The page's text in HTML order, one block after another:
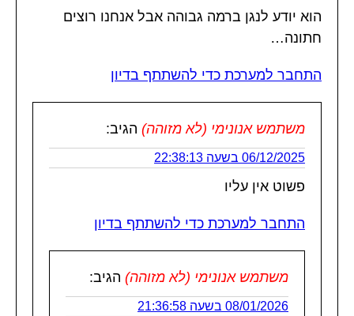
הוא יודע לנגן ברמה גבוהה אבל אנחנו רוצים
חתונה…
התחבר למערכת כדי להשתתף בדיון
משתמש אנונימי (לא מזוהה) הגיב:
06/12/2025 בשעה 22:38:13
פשוט אין עליו
התחבר למערכת כדי להשתתף בדיון
משתמש אנונימי (לא מזוהה) הגיב:
08/01/2026 בשעה 21:36:58